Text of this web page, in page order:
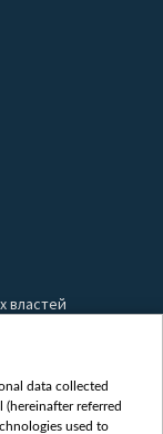
властей
data collected
referred
used to